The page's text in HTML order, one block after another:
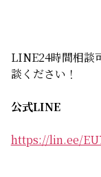
LINE24時間相談
談ください！
公式LINE
https://lin.ee/